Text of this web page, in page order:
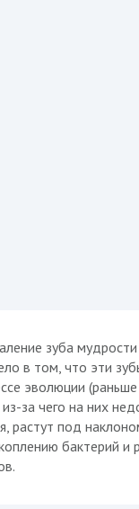
зуба
в том, что эти
эволюции
за чего на них
растут под
бактерий и